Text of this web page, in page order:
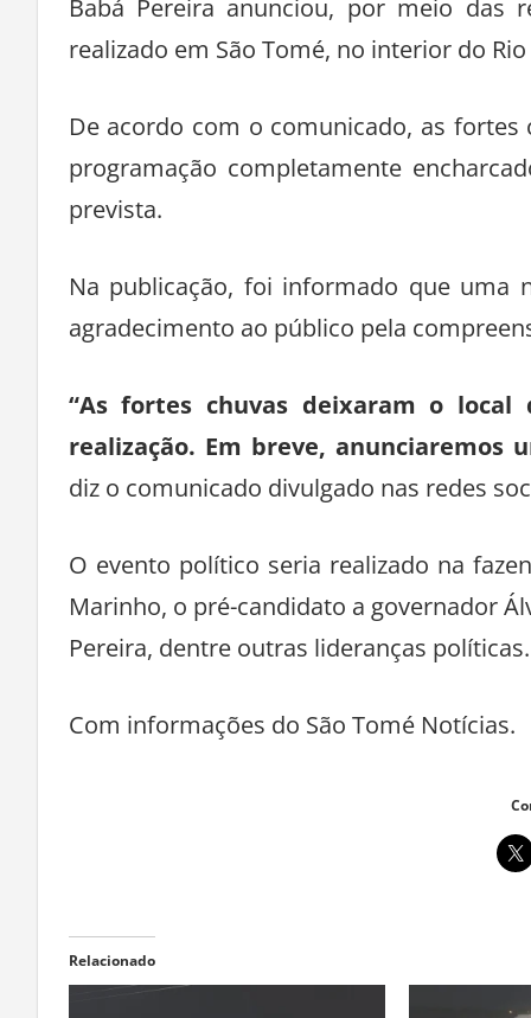
Babá Pereira anunciou, por meio das
realizado em São Tomé, no interior do
De acordo com o comunicado, as
programação completamente
prevista.
Na publicação, foi informado que uma
agradecimento ao público pela
“As fortes chuvas deixaram o
realização. Em breve, anunciaremos
diz o comunicado divulgado nas redes
O evento político seria realizado na
Marinho, o pré-candidato a governador
Pereira, dentre outras lideranças políticas.
Com informações do São Tomé Notícias.